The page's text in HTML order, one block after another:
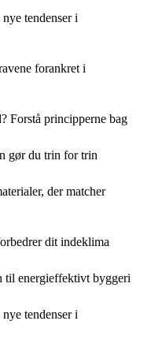
tendenser i
forankret i
Forstå principperne bag
gør du trin for trin
der matcher
dit indeklima
til energieffektivt byggeri
tendenser i